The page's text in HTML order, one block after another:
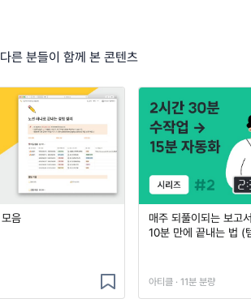
다른 분들이 함께 본 콘텐츠
음
매주 되풀이되는 보고
10분 만에 끝내는 법 (
아티클 · 11분 분량